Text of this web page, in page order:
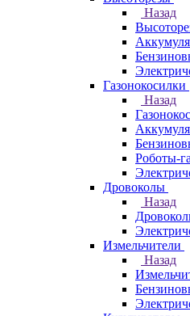
Назад
Газонокосилки
Назад
Роботы-
Дровоколы
Назад
Измельчители
Назад